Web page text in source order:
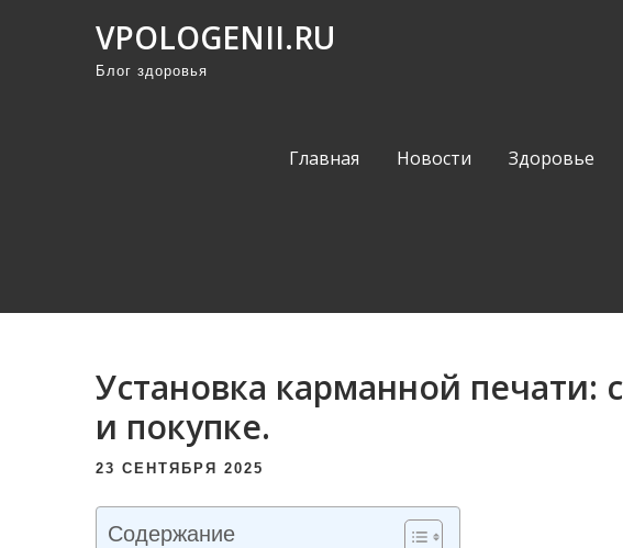
VPOLOGENII.RU
Блог здоровья
Главная Новости Здоровье
Установка карманной печати:
и покупке.
23 СЕНТЯБРЯ 2025
Содержание